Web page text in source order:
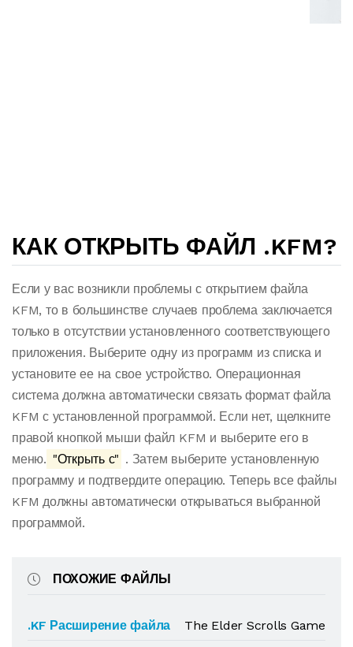
КАК ОТКРЫТЬ ФАЙЛ .KFM?
Если у вас возникли проблемы с открытием файла
KFM, то в большинстве случаев проблема заключается
только в отсутствии установленного соответствующего
приложения. Выберите одну из программ из списка и
установите ее на свое устройство. Операционная
система должна автоматически связать формат файла
KFM с установленной программой. Если нет, щелкните
правой кнопкой мыши файл KFM и выберите его в
меню. "Открыть с" . Затем выберите установленную
программу и подтвердите операцию. Теперь все файлы
KFM должны автоматически открываться выбранной
программой.
ПОХОЖИЕ ФАЙЛЫ
.KF Расширение файла
The Elder Scrolls Game